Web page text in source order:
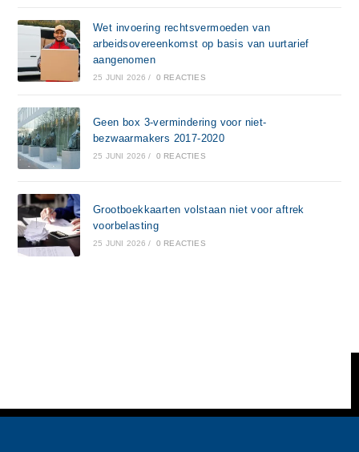
Wet invoering rechtsvermoeden van
arbeidsovereenkomst op basis van uurtarief
aangenomen
25 JUNI 2026 / 0 REACTIES
Geen box 3-vermindering voor niet-
bezwaarmakers 2017-2020
25 JUNI 2026 / 0 REACTIES
Grootboekkaarten volstaan niet voor aftrek
voorbelasting
25 JUNI 2026 / 0 REACTIES